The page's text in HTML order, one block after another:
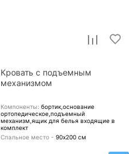
Кровать с подъемным
механизмом
Компоненты: бортик,основание
ортопедическое,подъемный
механизм,ящик для белья входящие в
комплект
Спальное место - 90х200 см